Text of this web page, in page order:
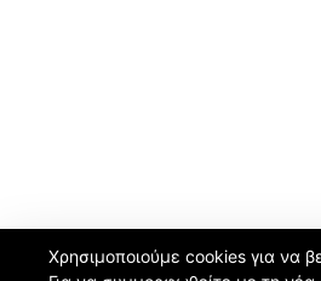
Χρησιμοποιούμε cookies για να